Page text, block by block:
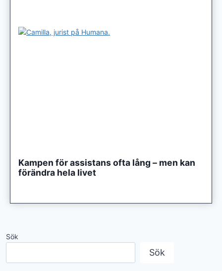
Kampen för assistans ofta lång – men kan
förändra hela livet
Sök
Sök